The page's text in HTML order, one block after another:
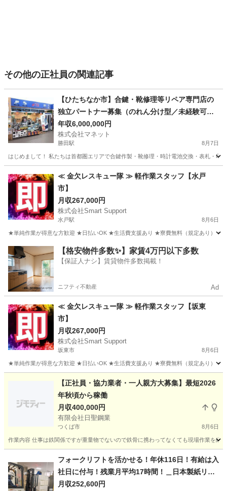
その他の正社員の関連記事
【ひたちなか市】合鍵・靴修理等リペア専門店の
独立パートナー募集（のれん分け型／未経験可）
【業界35年の実績】
年収6,000,000円
株式会社マネット
勝田駅 8月7日
はじめまして！ 私たちは首都圏エリアで合鍵作製・靴修理・時計電池交換・表札・
その他 未経験
≪ 金欠レスキュー隊 ≫ 軽作業スタッフ【水戸
市】
月収267,000円
株式会社Smart Support
水戸駅 8月6日
★単純作業が得意な方歓迎 ★日払いOK ★生活費支援あり ★寮費無料（規定あり） ★
茨城 水戸市 水戸駅 その他 単純作業
【格安物件多数✨】家賃4万円以下多数
【保証人ナシ】賃貸物件多数掲載！
ニフティ不動産 Ad
≪ 金欠レスキュー隊 ≫ 軽作業スタッフ【坂東
市】
月収267,000円
株式会社Smart Support
坂東市 8月6日
★単純作業が得意な方歓迎 ★日払いOK ★生活費支援あり ★寮費無料（規定あり） ★
その他 単純作業
【正社員・協力業者・一人親方大募集】最短2026
年秋頃から稼働
月収400,000円
有限会社日聖鋼業
つくば市 8月6日
作業内容 仕事は鉄関係ですが重量物でないので鉄骨に携わってなくても現場作業を
その他 一人親方
フォークリフトを活かせる！年休116日！有給は入
社日に付与！残業月平均17時間！＿日本製紙リキ
ッドパッケージプロダクト株式会社 江川事業所
月収252,600円